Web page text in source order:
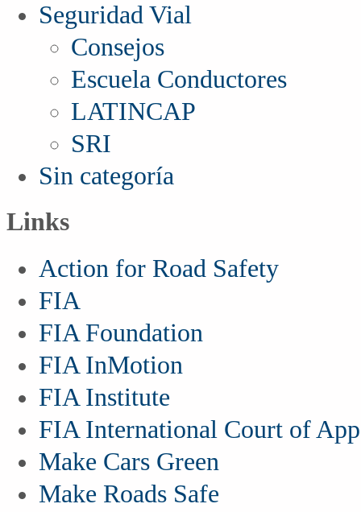
Seguridad Vial
Consejos
Escuela Conductores
LATINCAP
SRI
Sin categoría
Links
Action for Road Safety
FIA
FIA Foundation
FIA InMotion
FIA Institute
FIA International Court of
Make Cars Green
Make Roads Safe